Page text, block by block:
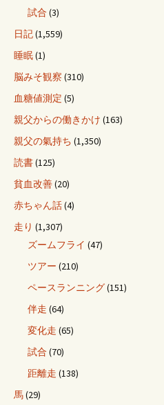
試合 (3)
日記(1,559)
睡眠(1)
脳みそ観察 (310)
血糖値測定 (5)
親父からの働きかけ (163)
親父の氣持ち (1,350)
読書(125)
貧血改善(20)
赤ちゃん話(4)
走り (1,307)
ズームフライ (47)
ツアー (210)
ペースランニング(151)
伴走 (64)
変化走 (65)
試合 (70)
距離走 (138)
馬(29)